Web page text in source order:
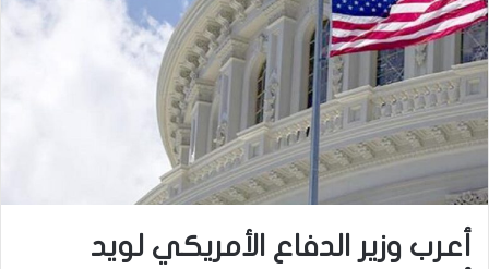
أعرب وزير الدفاع الأمريكي لويد